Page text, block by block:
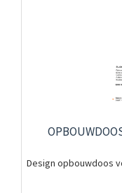
Design opbouwdoos